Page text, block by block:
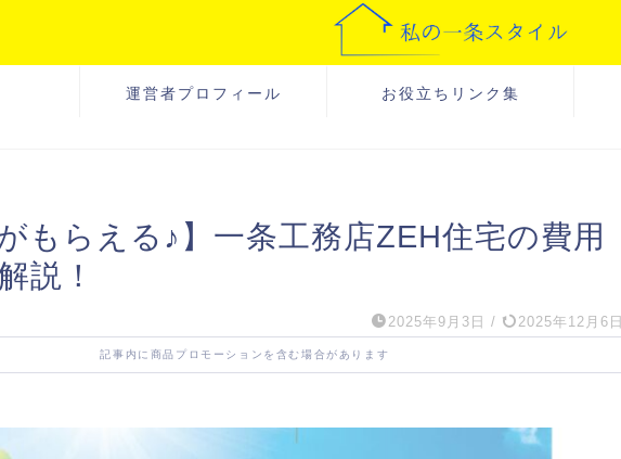
運営者プロフィール お役立ちリンク集
がもらえる♪】一条工務店ZEH住宅の費用
説！
2025年9月3日 / 2025年12月6日
記事内に商品プロモーションを含む場合があります